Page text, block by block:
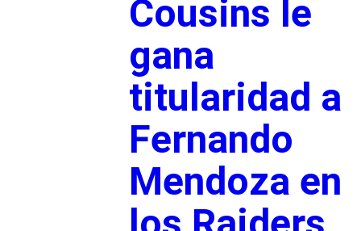
Cousins le
gana
titularidad a
Fernando
Mendoza en